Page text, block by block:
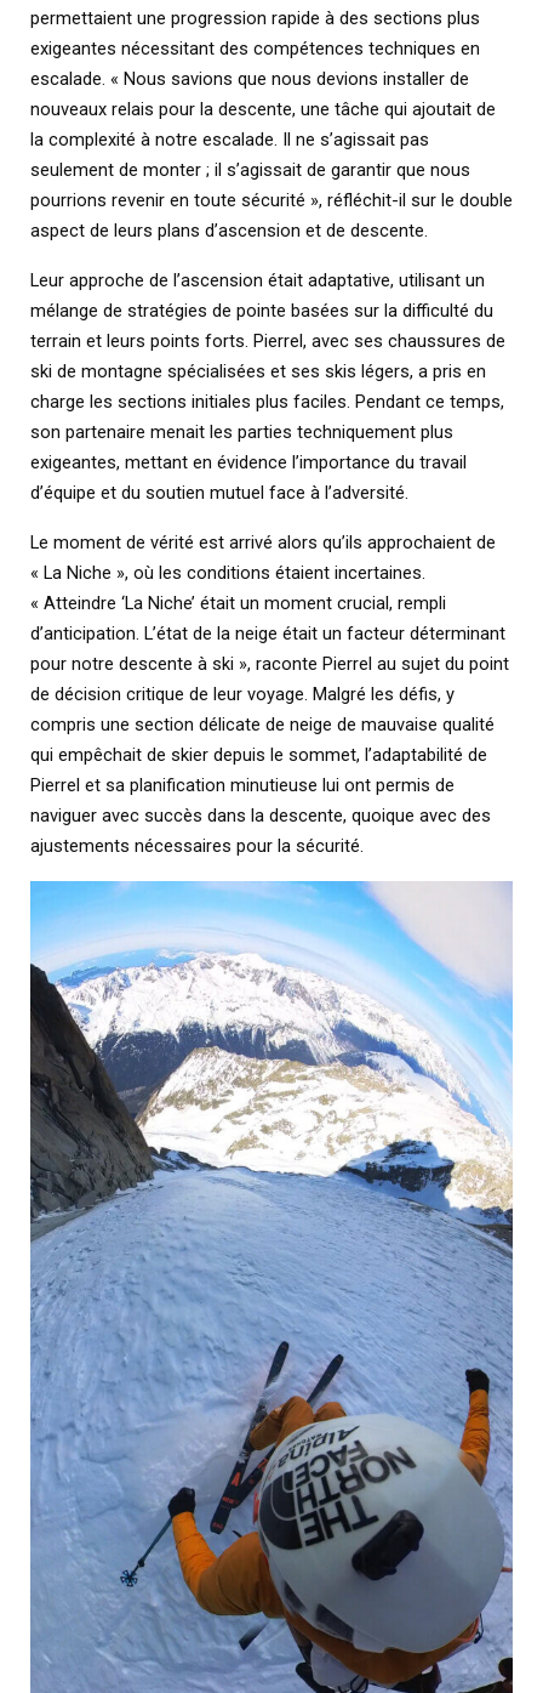
permettaient une progression rapide à des sections plus
exigeantes nécessitant des compétences techniques en
escalade. « Nous savions que nous devions installer de
nouveaux relais pour la descente, une tâche qui ajoutait de
la complexité à notre escalade. Il ne s’agissait pas
seulement de monter ; il s’agissait de garantir que nous
pourrions revenir en toute sécurité », réfléchit-il sur le double
aspect de leurs plans d’ascension et de descente.
Leur approche de l’ascension était adaptative, utilisant un
mélange de stratégies de pointe basées sur la difficulté du
terrain et leurs points forts. Pierrel, avec ses chaussures de
ski de montagne spécialisées et ses skis légers, a pris en
charge les sections initiales plus faciles. Pendant ce temps,
son partenaire menait les parties techniquement plus
exigeantes, mettant en évidence l’importance du travail
d’équipe et du soutien mutuel face à l’adversité.
Le moment de vérité est arrivé alors qu’ils approchaient de
« La Niche », où les conditions étaient incertaines.
« Atteindre ‘La Niche’ était un moment crucial, rempli
d’anticipation. L’état de la neige était un facteur déterminant
pour notre descente à ski », raconte Pierrel au sujet du point
de décision critique de leur voyage. Malgré les défis, y
compris une section délicate de neige de mauvaise qualité
qui empêchait de skier depuis le sommet, l’adaptabilité de
Pierrel et sa planification minutieuse lui ont permis de
naviguer avec succès dans la descente, quoique avec des
ajustements nécessaires pour la sécurité.